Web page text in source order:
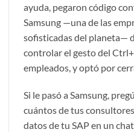
ayuda, pegaron código
Samsung —una de las
sofisticadas del planeta—
controlar el gesto del
empleados, y optó por
Si le pasó a Samsung,
cuántos de tus
datos de tu SAPen un